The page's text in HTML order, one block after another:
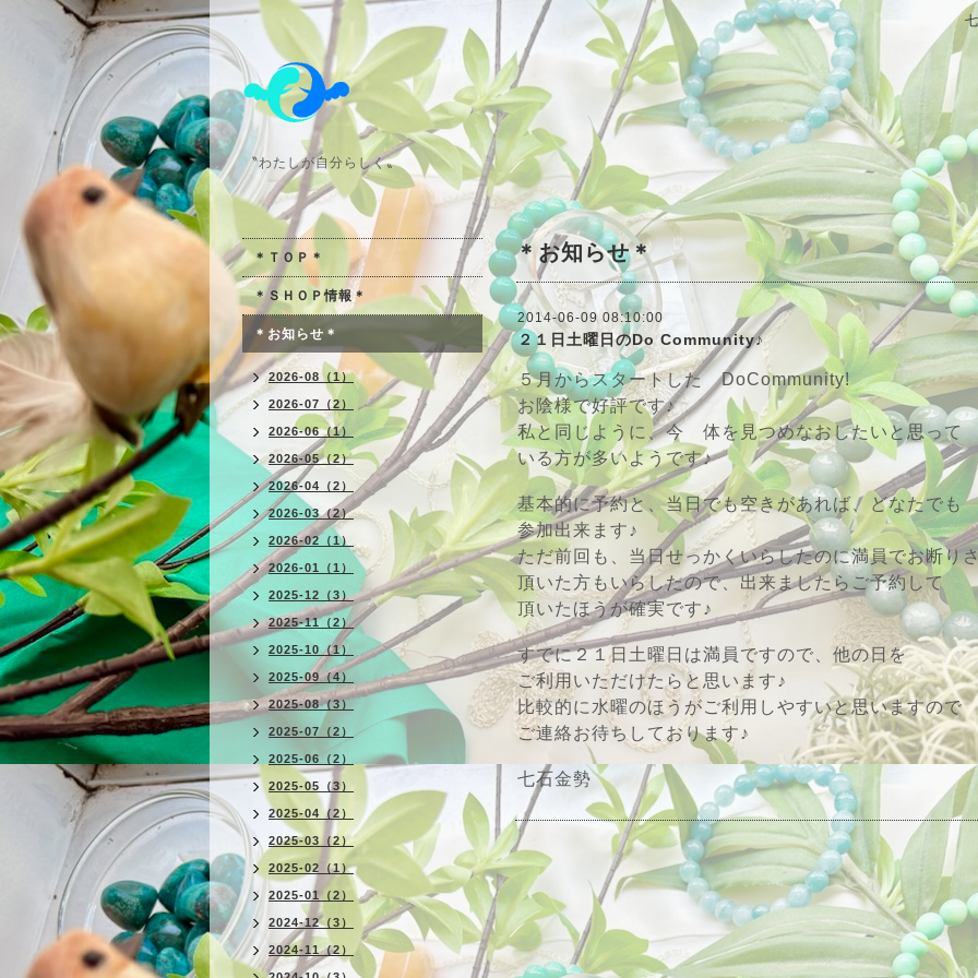
〝わたしが自分らしく〟
＊お知らせ＊
2014-06-09 08:10:00
２１日土曜日のDo Community♪
５月からスタートした DoCommunity!
お陰様で好評です♪
私と同じように、今 体を見つめなおしたいと思って
いる方が多いようです♪
基本的に予約と、当日でも空きがあれば、どなたでも
参加出来ます♪
ただ前回も、当日せっかくいらしたのに満員でお断り
頂いた方もいらしたので、出来ましたらご予約して
頂いたほうが確実です♪
すでに２１日土曜日は満員ですので、他の日を
ご利用いただけたらと思います♪
比較的に水曜のほうがご利用しやすいと思いますので
ご連絡お待ちしております♪
七石金勢
＊ＴＯＰ＊
＊ＳＨＯＰ情報＊
＊お知らせ＊
2026-08（1）
2026-07（2）
2026-06（1）
2026-05（2）
2026-04（2）
2026-03（2）
2026-02（1）
2026-01（1）
2025-12（3）
2025-11（2）
2025-10（1）
2025-09（4）
2025-08（3）
2025-07（2）
2025-06（2）
2025-05（3）
2025-04（2）
2025-03（2）
2025-02（1）
2025-01（2）
2024-12（3）
2024-11（2）